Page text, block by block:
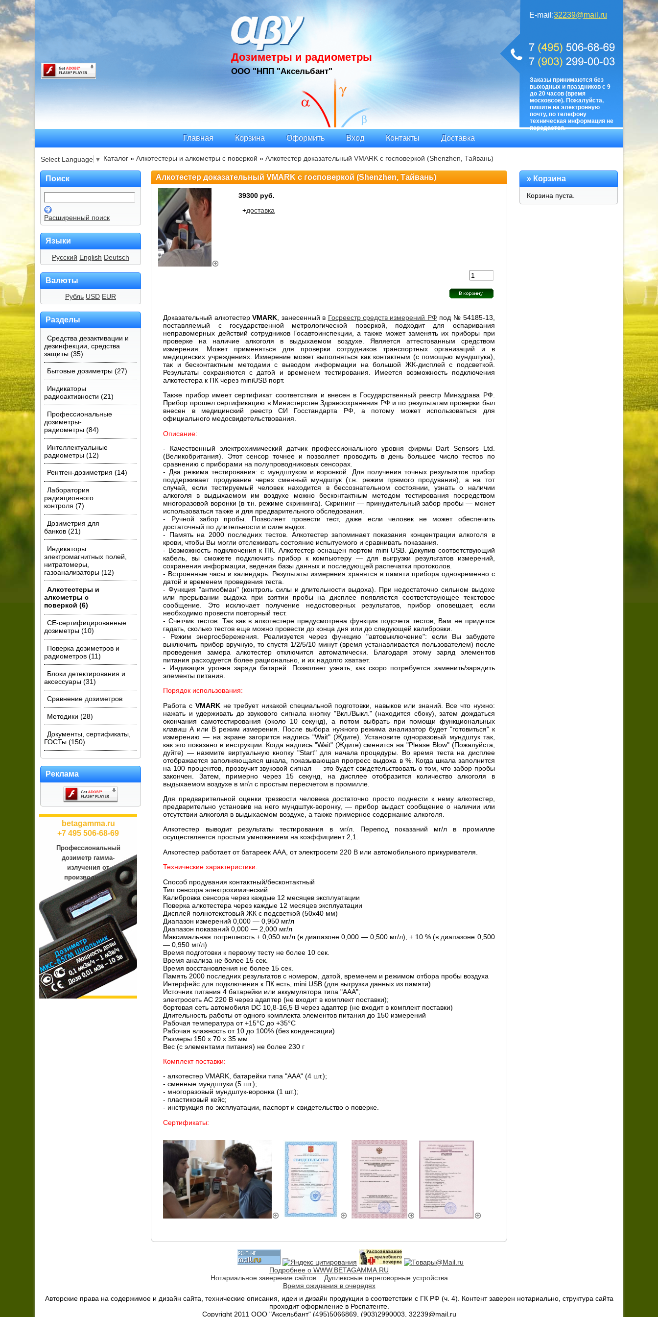
E-mail:32239@mail.ru
Дозиметры и радиометры
ООО "НПП "Аксельбант"
Заказы принимаются без
выходных и праздников с 9
до 20 часов (время
московсое). Пожалуйста,
пишите на электронную
почту, по телефону
техническая информация не
передается.
Главная Корзина Оформить Вход Контакты Доставка
Select Language ▼ Каталог » Алкотестеры и алкометры с поверкой » Алкотестер доказательный VMARK с госповеркой (Shenzhen, Тайвань)
Алкотестер доказательный VMARK с госповеркой (Shenzhen, Тайвань)
39300 руб.
+доставка
Доказательный алкотестерVMARK , занесенный в Госреестр средств измерений РФ под № 54185-13,
поставляемый с государственной метрологической поверкой, подходит для оспаривания
неправомерных действий сотрудников Госавтоинспекции, а также может заменять их приборы при
проверке на наличие алкоголя в выдыхаемом воздухе. Является аттестованным средством
измерения. Может применяться для проверки сотрудников транспортных организаций и в
медицинских учреждениях. Измерение может выполняться как контактным (с помощью мундштука),
так и бесконтактным методами с выводом информации на большой ЖК-дисплей с подсветкой.
Результаты сохраняются с датой и временем тестирования. Имеется возможность подключения
алкотестера к ПК через miniUSВ порт.
Также прибор имеет сертификат соответствия и внесен в Государственный реестр Минздрава РФ.
Прибор прошел сертификацию в Министерстве Здравоохранения РФ и по результатам проверки был
внесен в медицинский реестр СИ Госстандарта РФ, а потому может использоваться для
официального медосвидетельствования.
Описание:
- Качественный электрохимический датчик профессионального уровня фирмы Dart Sensors Ltd.
(Великобритания). Этот сенсор точнее и позволяет проводить в день большее число тестов по
сравнению с приборами на полупроводниковых сенсорах.
- Два режима тестирования: с мундштуком и воронкой. Для получения точных результатов прибор
поддерживает продувание через сменный мундштук (т.н. режим прямого продувания), а на тот
случай, если тестируемый человек находится в бессознательном состоянии, узнать о наличии
алкоголя в выдыхаемом им воздухе можно бесконтактным методом тестирования посредством
многоразовой воронки (в т.н. режиме скрининга). Скрининг — принудительный забор пробы — может
использоваться также и для предварительного обследования.
- Ручной забор пробы. Позволяет провести тест, даже если человек не может обеспечить
достаточный по длительности и силе выдох.
- Память на 2000 последних тестов. Алкотестер запоминает показания концентрации алкоголя в
крови, чтобы Вы могли отслеживать состояние испытуемого и сравнивать показания.
- Возможность подключения к ПК. Алкотестер оснащен портом mini USB. Докупив соответствующий
кабель, вы сможете подключить прибор к компьютеру — для выгрузки результатов измерений,
сохранения информации, ведения базы данных и последующей распечатки протоколов.
- Встроенные часы и календарь. Результаты измерения хранятся в памяти прибора одновременно с
датой и временем проведения теста.
- Функция "антиобман" (контроль силы и длительности выдоха). При недостаточно сильном выдохе
или прерывании выдоха при взятии пробы на дисплее появляется соответствующее текстовое
сообщение. Это исключает получение недостоверных результатов, прибор оповещает, если
необходимо провести повторный тест.
- Счетчик тестов. Так как в алкотестере предусмотрена функция подсчета тестов, Вам не придется
гадать, сколько тестов еще можно провести до конца дня или до следующей калибровки.
- Режим энергосбережения. Реализуется через функцию "автовыключение": если Вы забудете
выключить прибор вручную, то спустя 1/2/5/10 минут (время устанавливается пользователем) после
проведения замера алкотестер отключится автоматически. Благодаря этому заряд элементов
питания расходуется более рационально, и их надолго хватает.
- Индикация уровня заряда батарей. Позволяет узнать, как скоро потребуется заменить/зарядить
элементы питания.
Порядок использования:
Работа с VMARKне требует никакой специальной подготовки, навыков или знаний. Все что нужно:
нажать и удерживать до звукового сигнала кнопку "Вкл./Выкл." (находится сбоку), затем дождаться
окончания самотестирования (около 10 секунд), а потом выбрать при помощи функциональных
клавиш А или В режим измерения. После выбора нужного режима анализатор будет "готовиться" к
измерению — на экране загорится надпись "Wait" (Ждите). Установите одноразовый мундштук так,
как это показано в инструкции. Когда надпись "Wait" (Ждите) сменится на "Please Blow" (Пожалуйста,
дуйте) — нажмите виртуальную кнопку "Start" для начала процедуры. Во время теста на дисплее
отображается заполняющаяся шкала, показывающая прогресс выдоха в %. Когда шкала заполнится
на 100 процентов, прозвучит звуковой сигнал — это будет свидетельствовать о том, что забор пробы
закончен. Затем, примерно через 15 секунд, на дисплее отобразится количество алкоголя в
выдыхаемом воздухе в мг/л с простым пересчетом в промилле.
Для предварительной оценки трезвости человека достаточно просто поднести к нему алкотестер,
предварительно установив на него мундштук-воронку, — прибор выдаст сообщение о наличии или
отсутствии алкоголя в выдыхаемом воздухе, а также примерное содержание алкоголя.
Алкотестер выводит результаты тестирования в мг/л. Перепод показаний мг/л в промилле
осуществляется простым умножением на коэффициент 2,1.
Алкотестер работает от батареек ААА, от электросети 220 В или автомобильного прикуривателя.
Технические характеристики:
Способ продувания контактный/бесконтактный
Тип сенсора электрохимический
Калибровка сенсора через каждые 12 месяцев эксплуатации
Поверка алкотестера через каждые 12 месяцев эксплуатации
Дисплей полнотекстовый ЖК с подсветкой (50х40 мм)
Диапазон измерений 0,000 — 0,950 мг/л
Диапазон показаний 0,000 — 2,000 мг/л
Максимальная погрешность ± 0,050 мг/л (в диапазоне 0,000 — 0,500 мг/л), ± 10 % (в диапазоне 0,500
— 0,950 мг/л)
Время подготовки к первому тесту не более 10 сек.
Время анализа не более 15 сек.
Время восстановления не более 15 сек.
Память 2000 последних результатов с номером, датой, временем и режимом отбора пробы воздуха
Интерфейс для подключения к ПК есть, mini USB (для выгрузки данных из памяти)
Источник питания 4 батарейки или аккумулятора типа "ААА";
электросеть АС 220 В через адаптер (не входит в комплект поставки);
бортовая сеть автомобиля DC 10,8-16,5 В через адаптер (не входит в комплект поставки)
Длительность работы от одного комплекта элементов питания до 150 измерений
Рабочая температура от +15°С до +35°С
Рабочая влажность от 10 до 100% (без конденсации)
Размеры 150 х 70 х 35 мм
Вес (с элементами питания) не более 230 г
Комплект поставки:
- алкотестер VMARK,батарейки типа "ААА" (4 шт.);
- сменные мундштуки (5 шт.);
- многоразовый мундштук-воронка (1 шт.);
- пластиковый кейс;
- инструкция по эксплуатации, паспорт и свидетельство о поверке.
Сертификаты:
Поиск
Расширенный поиск
Языки
Русский English Deutsch
Валюты
Рубль USD EUR
Разделы
Средства дезактивации и
дезинфекции, средства
защиты (35)
Бытовые дозиметры (27)
Индикаторы
радиоактивности (21)
Профессиональные
дозиметры-
радиометры (84)
Интеллектуальные
радиометры (12)
Рентген-дозиметрия (14)
Лаборатория
радиационного
контроля (7)
Дозиметрия для
банков (21)
Индикаторы
электромагнитных полей,
нитратомеры,
газоанализаторы (12)
Алкотестеры и
алкометры с
поверкой (6)
CE-сертифицированные
дозиметры (10)
Поверка дозиметров и
радиометров (11)
Блоки детектирования и
аксессуары (31)
Сравнение дозиметров
Методики (28)
Документы, сертификаты,
ГОСТы (150)
Реклама
betagamma.ru
+7 495 506-68-69
Профессиональный
дозиметр гамма-
излучения от
производителя
»Корзина
Корзина пуста.
Подробнее о WWW.BETAGAMMA.RU
Нотариальное заверение сайтов
Дуплексные переговорные устройства
Время ожидания в очередях
Авторские права на содержимое и дизайн сайта, технические описания, идеи и дизайн продукции в соответствии с ГК РФ (ч. 4). Контент заверен нотариально, структура сайта
проходит оформление в Роспатенте.
Copyright 2011 ООО "Аксельбант" (495)5066869, (903)2990003, 32239@mail.ru